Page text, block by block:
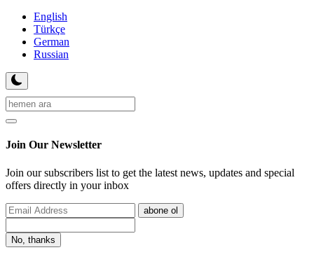
English
Türkçe
German
Russian
Join Our Newsletter
Join our subscribers list to get the latest news, updates and special
offers directly in your inbox
abone ol
No, thanks